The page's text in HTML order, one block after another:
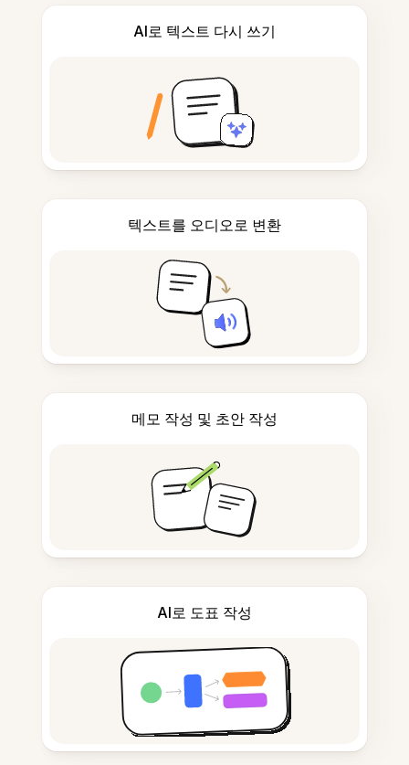
AI로 텍스트 다시 쓰기
텍스트를 오디오로 변환
메모 작성 및 초안 작성
AI로 도표 작성